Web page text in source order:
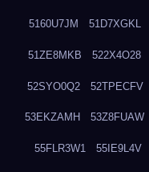
5160U7JM 51D7XGKL
51ZE8MKB 522X4O28
52SYO0Q2 52TPECFV
53EKZAMH 53Z8FUAW
55FLR3W1 55IE9L4V